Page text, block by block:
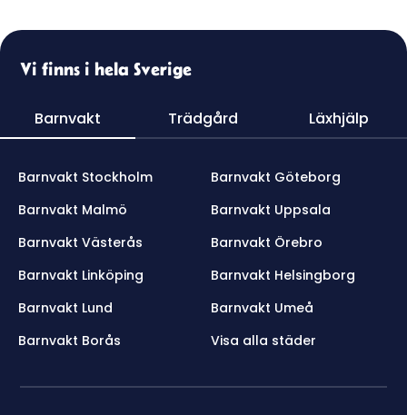
Vi finns i hela Sverige
Barnvakt Trädgård Läxhjälp
Barnvakt Stockholm
Barnvakt Göteborg
Barnvakt Malmö
Barnvakt Uppsala
Barnvakt Västerås
Barnvakt Örebro
Barnvakt Linköping
Barnvakt Helsingborg
Barnvakt Lund
Barnvakt Umeå
Barnvakt Borås
Visa alla städer